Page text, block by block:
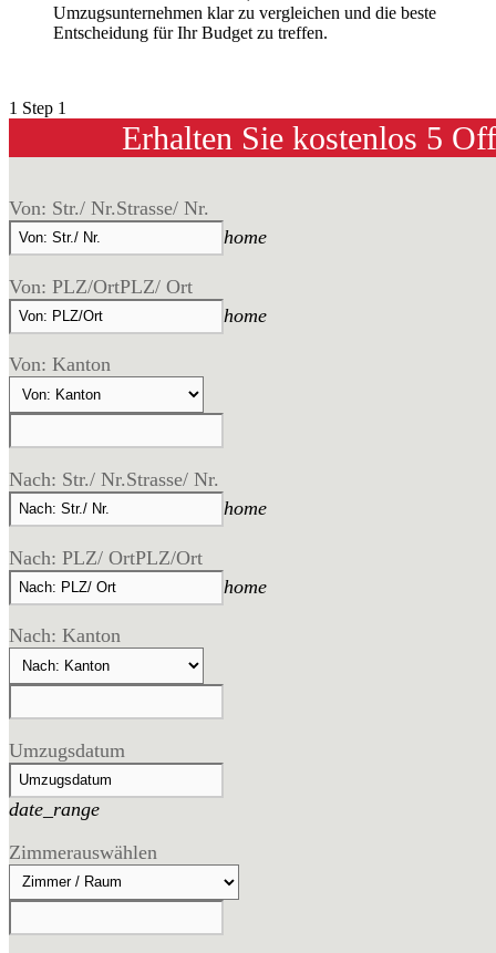
Umzugsunternehmen klar zu vergleichen und die beste
Entscheidung für Ihr Budget zu treffen.
1 Step 1
Erhalten Sie kostenlos 5
Von: Str./ Nr.Strasse/ Nr.
home
Von: PLZ/OrtPLZ/ Ort
home
Von: Kanton
Nach: Str./ Nr.Strasse/ Nr.
home
Nach: PLZ/ OrtPLZ/Ort
home
Nach: Kanton
Umzugsdatum
date_range
Zimmerauswählen